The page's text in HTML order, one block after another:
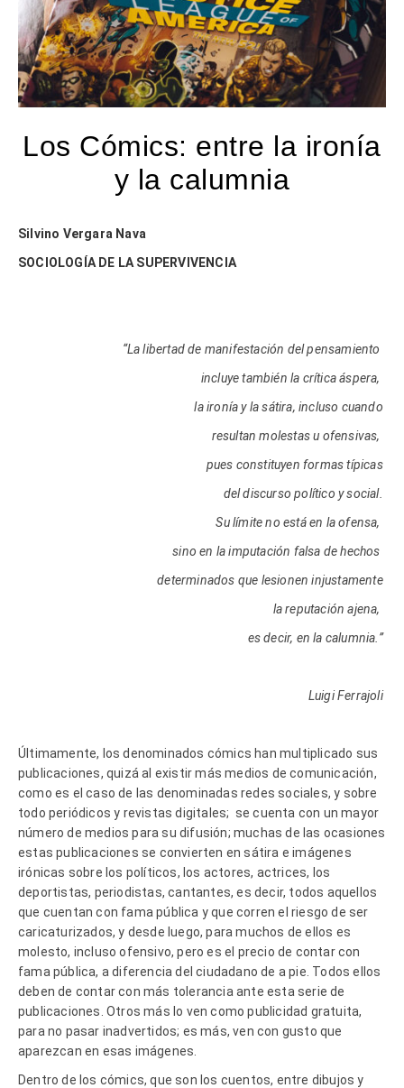
Los Cómics: entre la ironía
y la calumnia
Silvino Vergara Nava
SOCIOLOGÍA DE LA SUPERVIVENCIA
“La libertad de manifestación del pensamiento
incluye también la crítica áspera,
la ironía y la sátira, incluso cuando
resultan molestas u ofensivas,
pues constituyen formas típicas
del discurso político y social.
Su límite no está en la ofensa,
sino en la imputación falsa de hechos
determinados que lesionen injustamente
la reputación ajena,
es decir, en la calumnia.”
Luigi Ferrajoli
Últimamente, los denominados cómics han multiplicado sus
publicaciones, quizá al existir más medios de comunicación,
como es el caso de las denominadas redes sociales, y sobre
todo periódicos y revistas digitales; se cuenta con un mayor
número de medios para su difusión; muchas de las ocasiones
estas publicaciones se convierten en sátira e imágenes
irónicas sobre los políticos, los actores, actrices, los
deportistas, periodistas, cantantes, es decir, todos aquellos
que cuentan con fama pública y que corren el riesgo de ser
caricaturizados, y desde luego, para muchos de ellos es
molesto, incluso ofensivo, pero es el precio de contar con
fama pública, a diferencia del ciudadano de a pie. Todos ellos
deben de contar con más tolerancia ante esta serie de
publicaciones. Otros más lo ven como publicidad gratuita,
para no pasar inadvertidos; es más, ven con gusto que
aparezcan en esas imágenes.
Dentro de los cómics, que son los cuentos, entre dibujos y